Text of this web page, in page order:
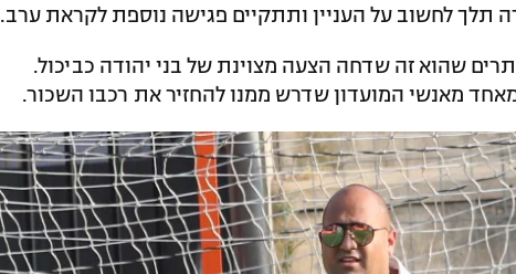
תלך לחשוב על העניין ותתקיים פגישה נוספת לקראת ערב.
שהוא זה שדחה הצעה מצוינת של בני יהודה כביכול.
מאנשי המועדון שדרש ממנו להחזיר את רכבו השכור.